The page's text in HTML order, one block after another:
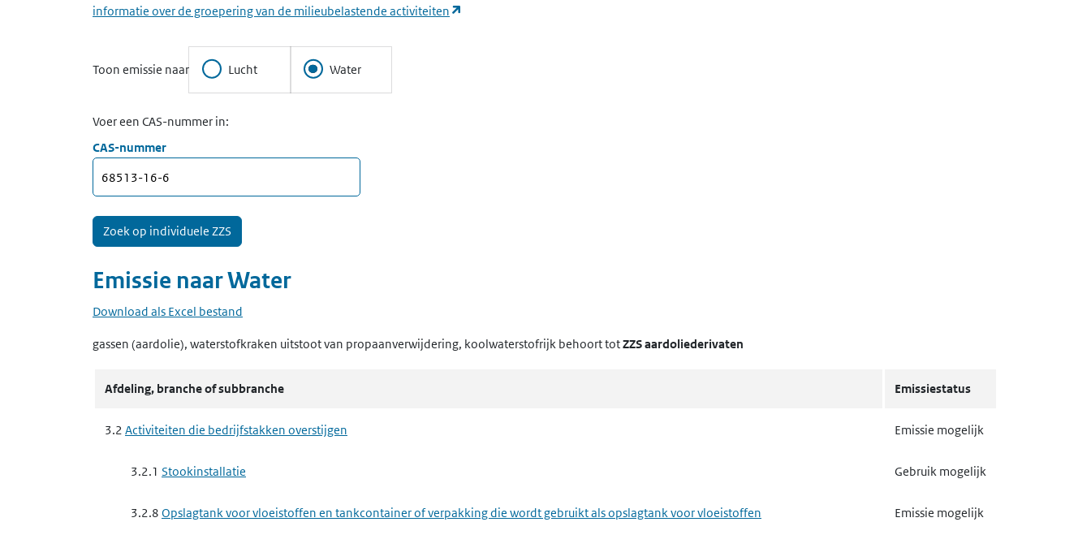
informatie over de groepering van de milieubelastende activiteiten
Toon emissie naar Lucht Water
Voer een CAS-nummer in:
CAS-nummer
Emissie naarWater
Download als Excel bestand
gassen (aardolie), waterstofkraken uitstoot van propaanverwijdering, koolwaterstofrijk behoort totZZS aardoliederivaten
Afdeling, branche of subbranche Emissiestatus
3.2 Activiteiten die bedrijfstakken overstijgen Emissie mogelijk
3.2.1 Stookinstallatie Gebruik mogelijk
3.2.8 Opslagtank voor vloeistoffen en tankcontainer of verpakking die wordt gebruikt als opslagtank voor vloeistoffen Emissie mogelijk